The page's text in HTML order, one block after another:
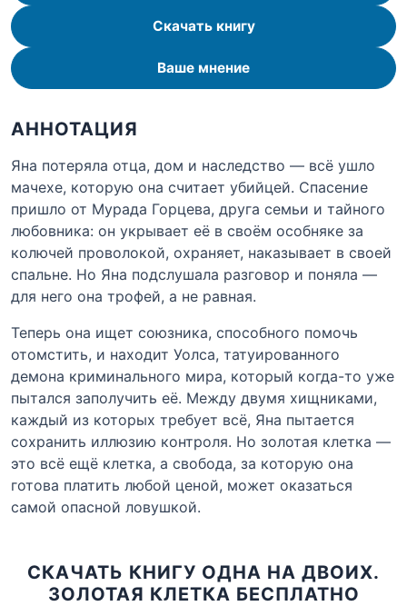
Скачать книгу
Ваше мнение
АННОТАЦИЯ
Яна потеряла отца, дом и наследство — всё ушло
мачехе, которую она считает убийцей. Спасение
пришло от Мурада Горцева, друга семьи и тайного
любовника: он укрывает её в своём особняке за
колючей проволокой, охраняет, наказывает в своей
спальне. Но Яна подслушала разговор и поняла —
для него она трофей, а не равная.
Теперь она ищет союзника, способного помочь
отомстить, и находит Уолса, татуированного
демона криминального мира, который когда-то уже
пытался заполучить её. Между двумя хищниками,
каждый из которых требует всё, Яна пытается
сохранить иллюзию контроля. Но золотая клетка —
это всё ещё клетка, а свобода, за которую она
готова платить любой ценой, может оказаться
самой опасной ловушкой.
СКАЧАТЬ КНИГУ ОДНА НА ДВОИХ.
ЗОЛОТАЯ КЛЕТКА БЕСПЛАТНО